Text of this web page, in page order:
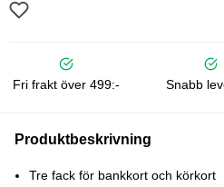
Fri frakt över 499:- Snabb
Produktbeskrivning
Tre fack för bankkort och körkort